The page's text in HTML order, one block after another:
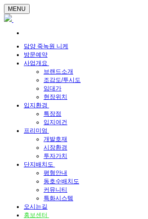
MENU
담양 죽녹원 니케
방문예약
사업개요
브랜드소개
조감도/투시도
임대가
현장위치
입지환경
특장점
입지여건
프리미엄
개발호재
시장환경
투자가치
단지배치도
평형안내
동호수배치도
커뮤니티
특화시스템
오시는길
홍보센터